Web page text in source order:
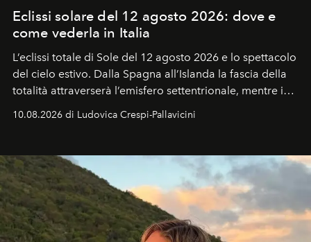
Eclissi solare del 12 agosto 2026: dove e
come vederla in Italia
L’eclissi totale di Sole del 12 agosto 2026 e lo spettacolo
del cielo estivo. Dalla Spagna all’Islanda la fascia della
totalità attraverserà l’emisfero settentrionale, mentre in
Italia il fenomeno sarà parziale ma particolarmente
spettacolare al Nord. Orari, città favorite e regole per
10.08.2026 di Ludovica Crespi-Pallavicini